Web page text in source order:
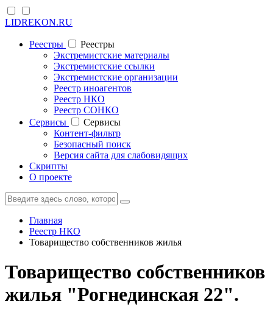
LIDREKON.RU
Реестры
Реестры
Экстремистские материалы
Экстремистские ссылки
Экстремистские организации
Реестр иноагентов
Реестр НКО
Реестр СОНКО
Cервисы
Cервисы
Контент-фильтр
Безопасный поиск
Версия сайта для слабовидящих
Скрипты
О проекте
Главная
Реестр НКО
Товарищество собственников жилья
Товарищество собственников
жилья "Рогнединская 22".